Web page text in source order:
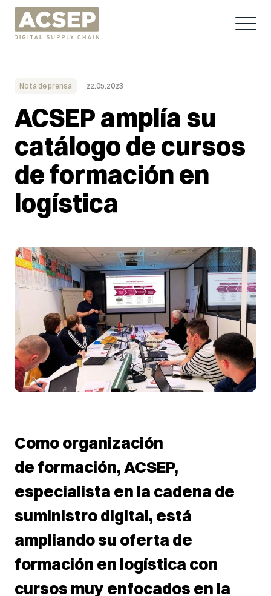
Nota de prensa 22.05.2023
ACSEP amplía su
catálogo de cursos
de formación en
logística
Como organización
de formación,ACSEP,
especialista en la cadena de
suministro digital, está
ampliando su oferta de
formación en logística con
cursos muy enfocados en la